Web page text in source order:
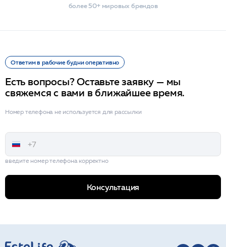
более 50+ мировых брендов
Ответим в рабочие будни оперативно
Есть вопросы? Оставьте заявку — мы
свяжемся с вами в ближайшее время.
Номер телефона не используется для рассылки
введите номер телефона корректно
Консультация